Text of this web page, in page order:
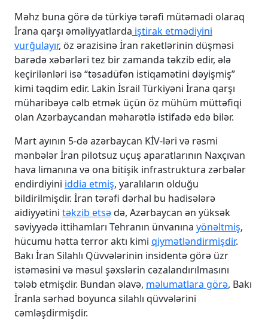
Məhz buna görə də türkiyə tərəfi mütəmadi olaraq
İrana qarşı əməliyyatlarda iştirak etmədiyini
vurğulayır, öz ərazisinə İran raketlərinin düşməsi
barədə xəbərləri tez bir zamanda təkzib edir, ələ
keçirilənləri isə “təsadüfən istiqamətini dəyişmiş”
kimi təqdim edir. Lakin İsrail Türkiyəni İrana qarşı
müharibəyə cəlb etmək üçün öz mühüm müttəfiqi
olan Azərbaycandan məharətlə istifadə edə bilər.
Mart ayının 5-də azərbaycan KİV-ləri və rəsmi
mənbələr İran pilotsuz uçuş aparatlarının Naxçıvan
hava limanına və ona bitişik infrastruktura zərbələr
endirdiyini iddia etmiş, yaralıların olduğu
bildirilmişdir. İran tərəfi dərhal bu hadisələrə
aidiyyətini təkzib etsədə, Azərbaycan ən yüksək
səviyyədə ittihamları Tehranın ünvanına yönəltmiş,
hücumu hətta terror aktı kimi qiymətləndirmişdir.
Bakı İran Silahlı Qüvvələrinin insidentə görə üzr
istəməsini və məsul şəxslərin cəzalandırılmasını
tələb etmişdir. Bundan əlavə, məlumatlara görə, Bakı
İranla sərhəd boyunca silahlı qüvvələrini
cəmləşdirmişdir.